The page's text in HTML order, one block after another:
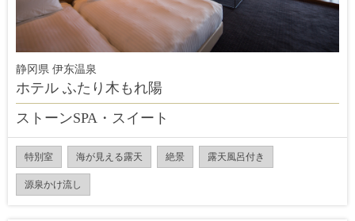
静冈県 伊东温泉
ホテル ふたり木もれ陽
ストーンSPA・スイート
特別室 海が見える露天 絶景 露天風呂付き
源泉かけ流し